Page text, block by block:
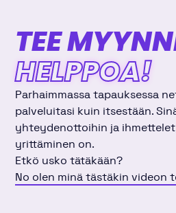
TEE
HELPPOA!
Parhaimmassa tapauksessa
palveluitasi kuin itsestään.
yhteydenottoihin ja
yrittäminen on.
Etkö usko tätäkään?
No olen minä tästäkin videon